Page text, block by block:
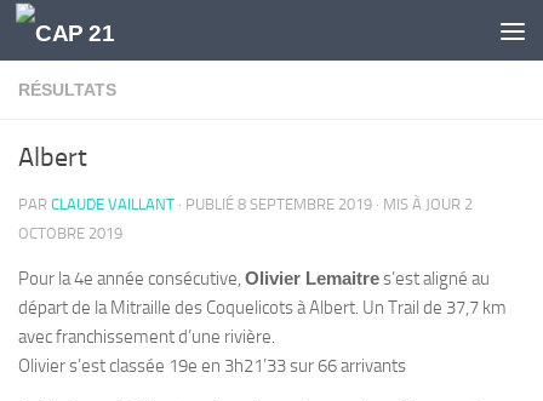
Skip to content
RÉSULTATS
Albert
PAR CLAUDE VAILLANT · PUBLIÉ 8 SEPTEMBRE 2019 · MIS À JOUR 2
OCTOBRE 2019
Pour la 4e année consécutive, Olivier Lemaitres’est aligné au
départ de la Mitraille des Coquelicots à Albert. Un Trail de 37,7 km
avec franchissement d’une rivière.
Olivier s’est classée 19e en 3h21’33 sur 66 arrivants